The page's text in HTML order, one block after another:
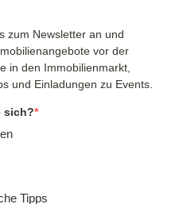
zum Newsletter an und
vor der
in den Immobilienmarkt,
und Einladungen zu Events.
sich?
Tipps